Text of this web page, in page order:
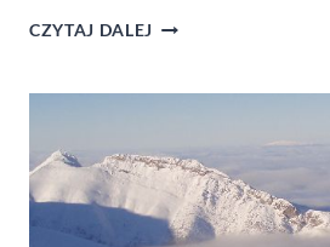
CZYTAJ DALEJ GÓRY
CO
ZOBACZYĆ?